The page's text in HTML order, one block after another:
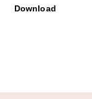
Download